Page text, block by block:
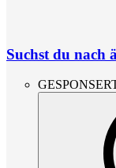
Suchst du nach